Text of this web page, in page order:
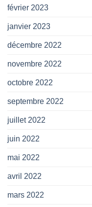
février 2023
janvier 2023
décembre 2022
novembre 2022
octobre 2022
septembre 2022
juillet 2022
juin 2022
mai 2022
avril 2022
mars 2022